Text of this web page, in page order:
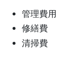
管理費用
修繕費
清掃費